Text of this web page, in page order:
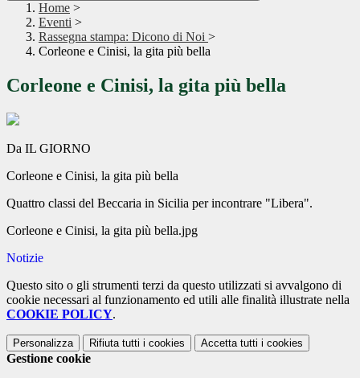
Home >
Eventi >
Rassegna stampa: Dicono di Noi >
Corleone e Cinisi, la gita più bella
Corleone e Cinisi, la gita più bella
Da IL GIORNO
Corleone e Cinisi, la gita più bella
Quattro classi del Beccaria in Sicilia per incontrare "Libera".
Corleone e Cinisi, la gita più bella.jpg
Notizie
Questo sito o gli strumenti terzi da questo utilizzati si avvalgono di
cookie necessari al funzionamento ed utili alle finalità illustrate nella
COOKIE POLICY.
Personalizza Rifiuta tutti i cookies Accetta tutti i cookies
Gestione cookie